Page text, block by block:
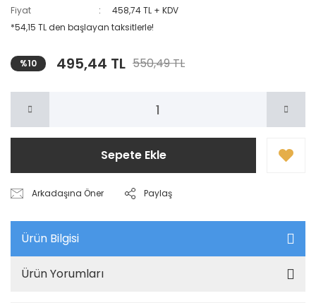
Fiyat
458,74 TL + KDV
*54,15 TL den başlayan taksitlerle!
%10 495,44 TL 550,49 TL
Sepete Ekle
Arkadaşına Öner Paylaş
Ürün Bilgisi
Ürün Yorumları